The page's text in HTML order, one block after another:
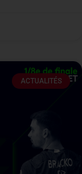
ACTUALITÉS